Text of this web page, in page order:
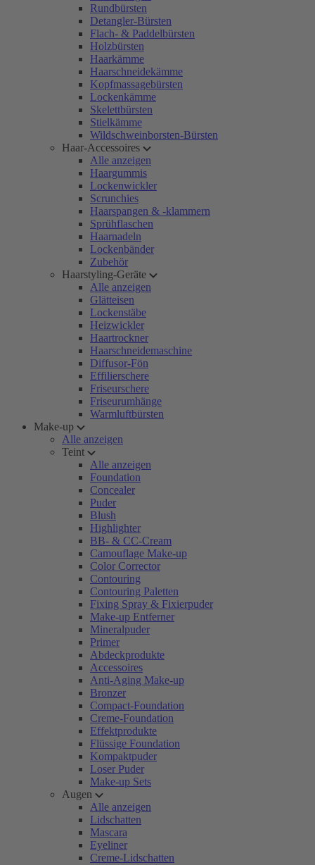
Rundbürsten
Detangler-Bürsten
Flach- & Paddelbürsten
Holzbürsten
Haarkämme
Haarschneidekämme
Kopfmassagebürsten
Lockenkämme
Skelettbürsten
Stielkämme
Wildschweinborsten-Bürsten
Haar-Accessoires
Alle anzeigen
Haargummis
Lockenwickler
Scrunchies
Haarspangen & -klammern
Sprühflaschen
Haarnadeln
Lockenbänder
Zubehör
Haarstyling-Geräte
Alle anzeigen
Glätteisen
Lockenstäbe
Heizwickler
Haartrockner
Haarschneidemaschine
Diffusor-Fön
Effilierschere
Friseurschere
Friseurumhänge
Warmluftbürsten
Make-up
Alle anzeigen
Teint
Alle anzeigen
Foundation
Concealer
Puder
Blush
Highlighter
BB- & CC-Cream
Camouflage Make-up
Color Corrector
Contouring
Contouring Paletten
Fixing Spray & Fixierpuder
Make-up Entferner
Mineralpuder
Primer
Abdeckprodukte
Accessoires
Anti-Aging Make-up
Bronzer
Compact-Foundation
Creme-Foundation
Effektprodukte
Flüssige Foundation
Kompaktpuder
Loser Puder
Make-up Sets
Augen
Alle anzeigen
Lidschatten
Mascara
Eyeliner
Creme-Lidschatten